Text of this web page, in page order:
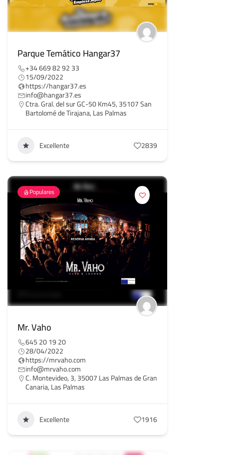
Parque Temático Hangar37
+34 669 82 92 33
15/09/2022
https://hangar37.es
info@hangar37.es
Ctra. Gral. del sur GC-50 Km45, 35107 San
Bartolomé de Tirajana, Las Palmas
Excellente 2839
Populares
Mr. Vaho
645 20 19 20
28/04/2022
https://mrvaho.com
info@mrvaho.com
C. Montevideo, 3, 35007 Las Palmas de Gran
Canaria, Las Palmas
Excellente 1916